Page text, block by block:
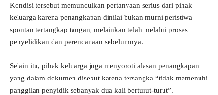
Kondisi tersebut memunculkan pertanyaan serius dari pihak
keluarga karena penangkapan dinilai bukan murni peristiwa
spontan tertangkap tangan, melainkan telah melalui proses
penyelidikan dan perencanaan sebelumnya.
Selain itu, pihak keluarga juga menyoroti alasan penangkapan
yang dalam dokumen disebut karena tersangka “tidak memenuhi
panggilan penyidik sebanyak dua kali berturut-turut”.